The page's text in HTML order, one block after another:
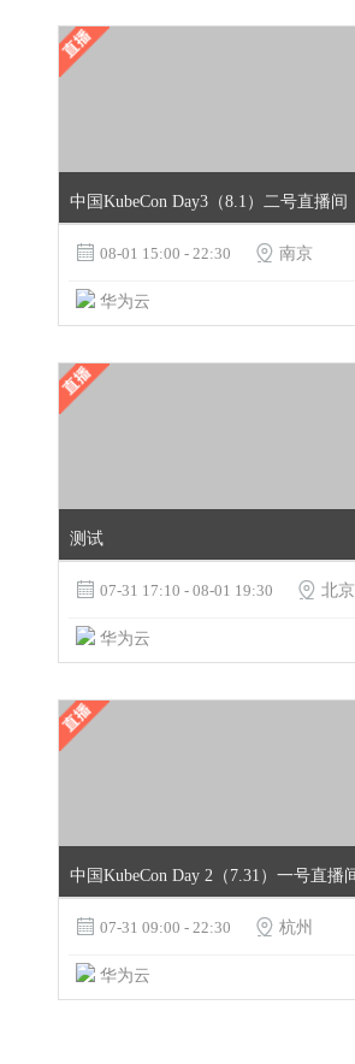
中国KubeCon Day3（8.1）二号直播间
 08-01 15:00 - 22:30  南京
华为云
测试
 07-31 17:10 - 08-01 19:30  北京
华为云
 07-31 09:00 - 22:30  杭州
华为云